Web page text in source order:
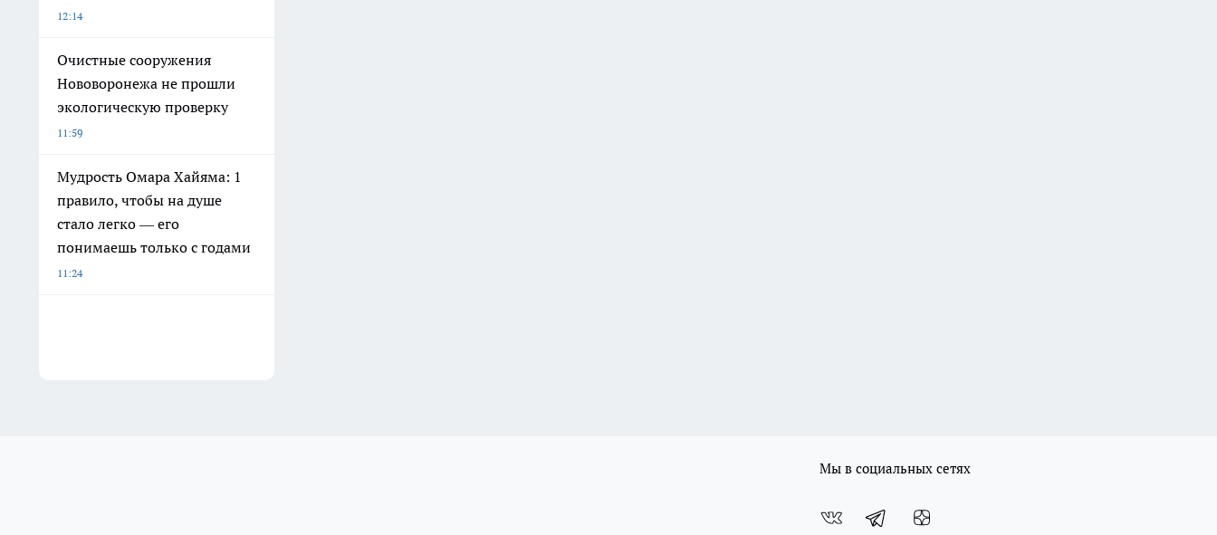
12:14
Очистные сооружения
Нововоронежа не прошли
экологическую проверку
11:59
Мудрость Омара Хайяма: 1
правило, чтобы на душе
стало легко — его
понимаешь только с годами
11:24
Мы в социальных сетях